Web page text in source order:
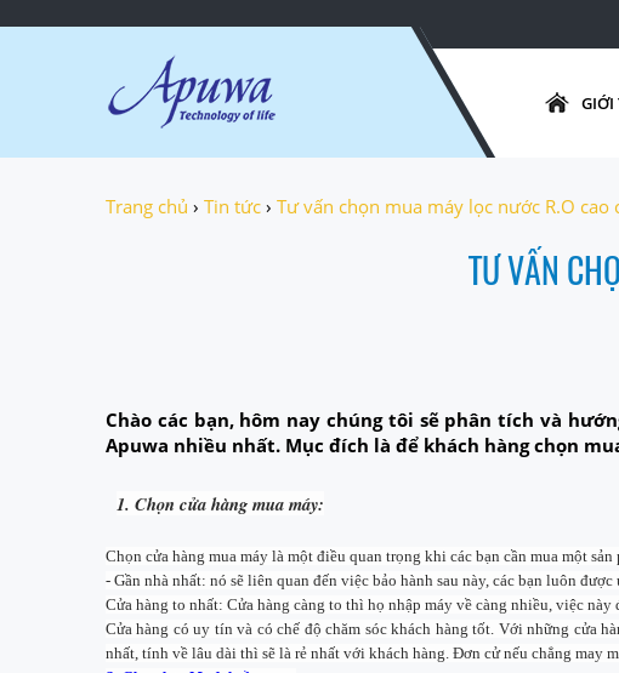
GIỚI
Trang chủ › Tin tức › Tư vấn chọn mua máy lọc nước R.O cao
TƯ VẤN
Chào các bạn, hôm nay chúng tôi sẽ phân tích và
Apuwa nhiều nhất. Mục đích là để khách hàng chọn
1. Chọn cửa hàng mua máy:
Chọn cửa hàng mua máy là một điều quan trọng khi các bạn cần mua một
- Gần nhà nhất: nó sẽ liên quan đến việc bảo hành sau này, các bạn luôn
Cửa hàng to nhất: Cửa hàng càng to thì họ nhập máy về càng nhiều, việc
Cửa hàng có uy tín và có chế độ chăm sóc khách hàng tốt. Với những cửa
nhất, tính về lâu dài thì sẽ là rẻ nhất với khách hàng. Đơn cử nếu chẳng may